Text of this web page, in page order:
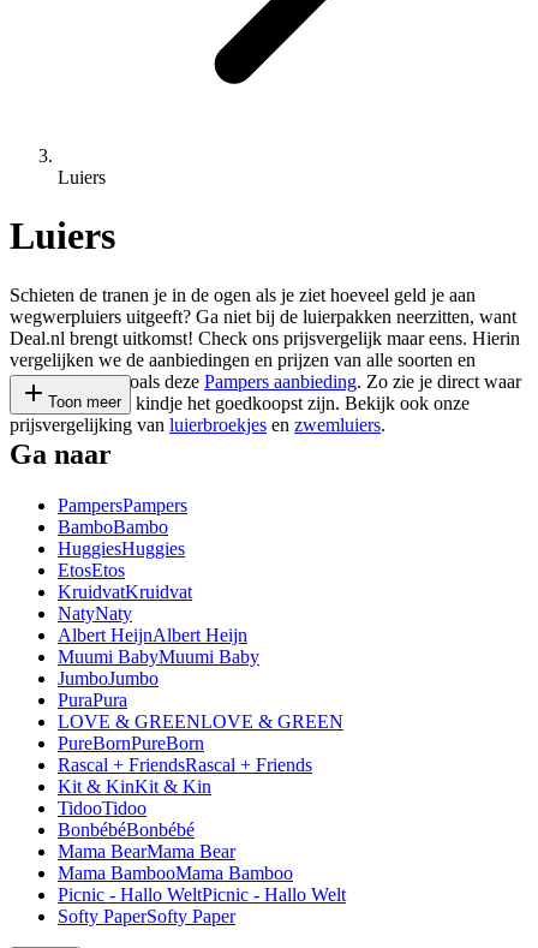
Luiers
Luiers
Schieten de tranen je in de ogen als je ziet hoeveel geld je aan
wegwerpluiers uitgeeft? Ga niet bij de luierpakken neerzitten, want
Deal.nl brengt uitkomst! Check ons prijsvergelijk maar eens. Hierin
vergelijken we de aanbiedingen en prijzen van alle soorten en
merken luiers, zoals deze Pampers aanbieding. Zo zie je direct waar
de luiers voor je kindje het goedkoopst zijn. Bekijk ook onze
prijsvergelijking van luierbroekjes en zwemluiers.
Toon meer
Ga naar
PampersPampers
BamboBambo
HuggiesHuggies
EtosEtos
KruidvatKruidvat
NatyNaty
Albert HeijnAlbert Heijn
Muumi BabyMuumi Baby
JumboJumbo
PuraPura
LOVE & GREENLOVE & GREEN
PureBornPureBorn
Rascal + FriendsRascal + Friends
Kit & KinKit & Kin
TidooTidoo
BonbébéBonbébé
Mama BearMama Bear
Mama BambooMama Bamboo
Picnic - Hallo WeltPicnic - Hallo Welt
Softy PaperSofty Paper